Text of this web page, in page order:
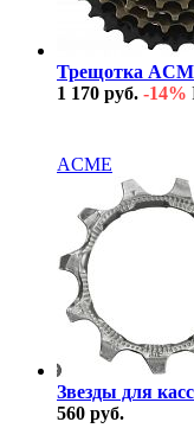
Трещотка
1 170 руб. -14%
ACME
Звезды для
560 руб.